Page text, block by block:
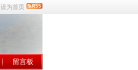
设为首页
留言板